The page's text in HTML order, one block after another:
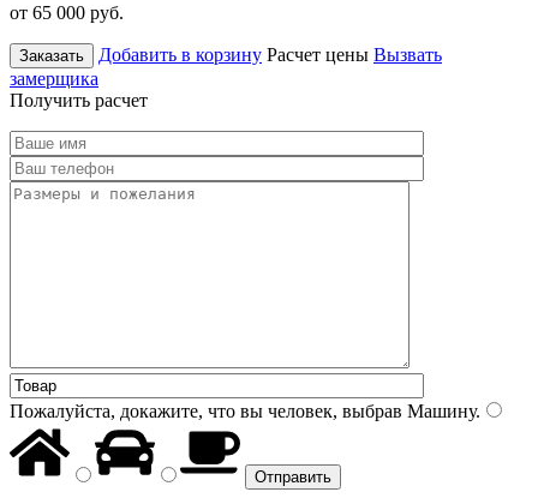
от 65 000 руб.
Заказать Добавить в корзину Расчет цены Вызвать
замерщика
Получить расчет
Пожалуйста, докажите, что вы человек, выбрав Машину.